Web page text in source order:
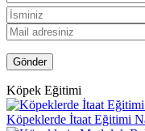
Köpek Eğitimi
Köpeklerde İtaat Eğitimi